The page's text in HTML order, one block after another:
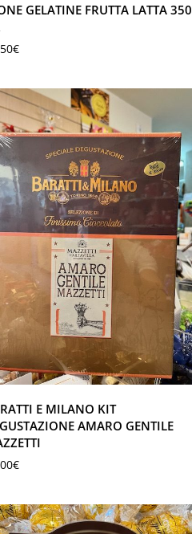
GELATINE FRUTTA LATTA 350
€
E MILANO KIT
AMARO GENTILE
€